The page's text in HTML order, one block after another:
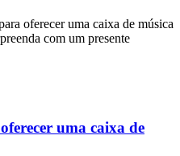
uma caixa de